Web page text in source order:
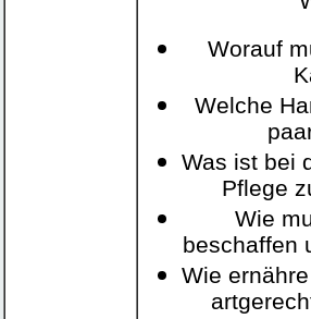
Worauf
Welche
Was ist bei
Pflege
Wie
beschaffen
Wie